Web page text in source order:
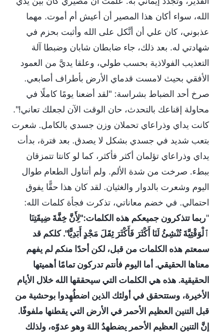
الله، سواء أكان هذا المصير أن أعيش أم أموت. مهما
عذبوني، كان علي أن أتَّكل على الله وأثبت بحزم في
شهادتي له. بعد ذلك، جاء ضابطان شابان وضبطا آلة
التعذيب الفولاذية بحسب طولي، وعلقا يديَّ من العمود
الأفقي بحيث لامست قدماي الأرض بأطراف أصابعي.
صرخ أحد الضباط بشراسة: "لقد أضعنا يومًا كاملًا في
محاولة إقناعك بالتحدث، حان الوقت الآن لجعلك تعاني!".
كانت يداي وذراعاي تحملان وزن جسدي بالكامل. شعرت
بتعب شديد في جسدي بشكل لا يصدق. بعد فترة، بدأت
يداي وذراعاي تؤلمان أكثر فأكثر، كما لو كانتا تتمزقان
ببطء. صرخت من شدة الألم. ولم أتناول الطعام طوال
اليوم وشعرت بالدوار والغثيان. لقد كان هذا حقًّا يفوق
احتمالي. في خضم معاناتي، تذكرت فجأة كلمات الله:
"ربما تتذكرون جميعكم هذه الكلمات:"لِأَنَّ خِفَّةَ ضِيقَتِنَا
ٱلْوَقْتِيَّةَ تُنْشِئُ لَنَا أَكْثَرَ فَأَكْثَرَ ثِقَلَ مَجْدٍ أَبَدِيًّا". كلكم قد
سمعتم هذه الكلمات من قبل، لكن أحدًا منكم لم يفهم
معناها الحقيقي. أما اليوم فأنتم تدركون تمامًا أهميتها
الحقيقية. هذه هي الكلمات التي سيحققها الله خلال الأيام
الأخيرة، وستتحقق في أولئك الذين اضطُهِدوا بوحشية من
قبل التنين العظيم الأحمر في الأرض التي يقطنها ملفوفًا.
إنَّ التنين العظيم الأحمر يضطهِدُ اللهَ وهو عدوّه، ولذلك